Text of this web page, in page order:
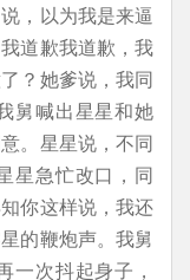
，以为我是来逼
道歉我道歉，我
？她爹说，我同
舅喊出星星和她
。星星说，不同
星急忙改口，同
你这样说，我还
的鞭炮声。我舅
一次抖起身子，